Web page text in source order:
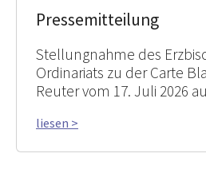
Pressemitteilung
Stellungnahme des
Ordinariats zu der Carte
Reuter vom 17. Juli 2026
liesen >